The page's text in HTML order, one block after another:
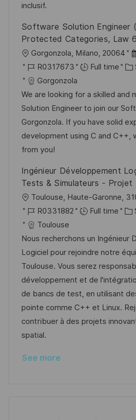
t
y
inclusif.
Software Solution Engineer
Protected Categories, Law
L
o
c
a
t
i
o
n
Gorgonzola, Milano, 20064
P
o
t
e
d
D
e
J
o
b
I
d
R0317673 Full time
C
t
e
g
o
Gorgonzola
We are looking for a skilled and
Solution Engineer to join our
Gorgonzola. If you have solid
development using C and C++,
from you!
Ingénieur Développement
Tests & Simulateurs - Projet
L
o
c
a
t
i
o
n
Toulouse, Haute-Garonne,
J
o
b
I
d
R0331882 Full time
C
t
e
g
o
r
y
Toulouse
Nous recherchons un Ingénieur
Logiciel pour rejoindre notre
Toulouse. Vous serez
développement et de
de bancs de test, en utilisant
pointe comme C++ et Linux.
contribuer à des projets
spatial.
See more